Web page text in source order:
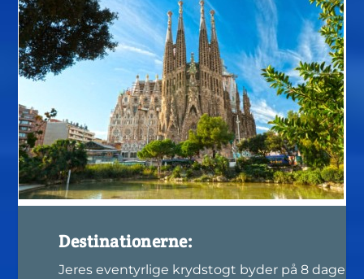
Destinationerne:
Jeres eventyrlige krydstogt byder på 8 dage